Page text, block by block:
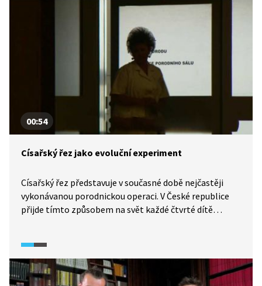
00:54
Císařský řez jako evoluční experiment
Císařský řez představuje v současné době nejčastěji
vykonávanou porodnickou operaci. V České republice
přijde tímto způsobem na svět každé čtvrté dítě
být součástí přírodního porodního systému? Ovlivní
císařský řez druh Homo sapiens?